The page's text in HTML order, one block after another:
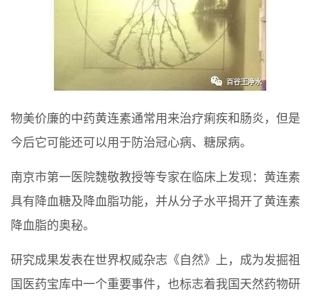
物美价廉的中药黄连素通常用来治疗痢疾和肠炎，但是
今后它可能还可以用于防治冠心病、糖尿病。
南京市第一医院魏敬教授等专家在临床上发现：黄连素
具有降血糖及降血脂功能，并从分子水平揭开了黄连素
降血脂的奥秘。
研究成果发表在世界权威杂志《自然》上，成为发掘祖
国医药宝库中一个重要事件，也标志着我国天然药物研